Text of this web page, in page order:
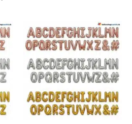
Dieses
Produkt
weist
Die